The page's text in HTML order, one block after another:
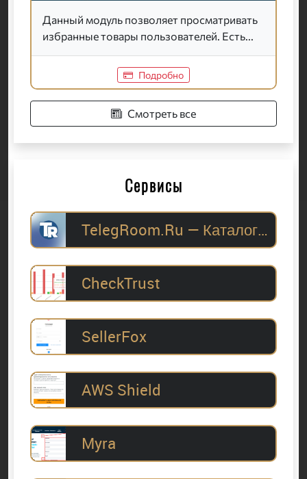
Данный модуль позволяет просматривать
избранные товары пользователей. Есть...
Подробно
Смотреть все
Сервисы
TelegRoom.Ru — Каталог Telegram-каналов для
CheckTrust
SellerFox
AWS Shield
Myra